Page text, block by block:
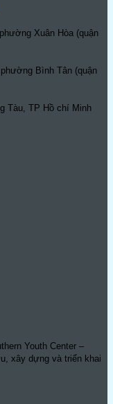
Xuân Hòa (quận
Bình Tân (quận
Tàu, TP Hồ chí Minh
Youth Center –
xây dựng và triển khai